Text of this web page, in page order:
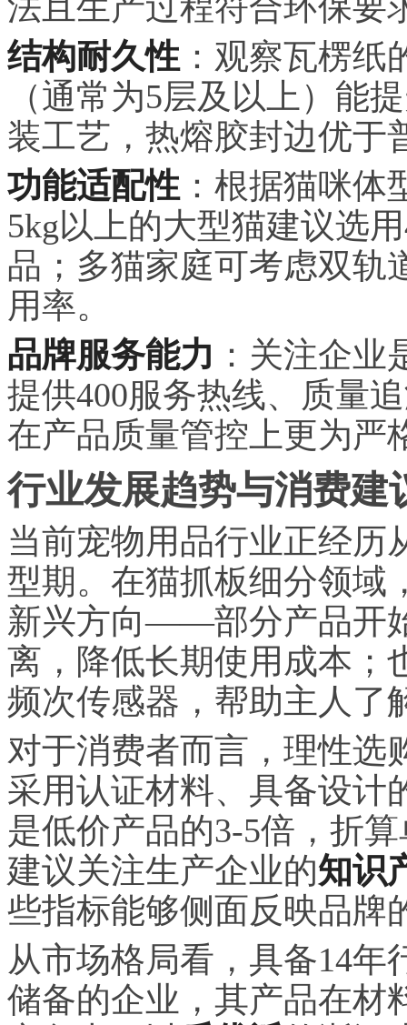
结构耐久性 ：观察瓦楞
（通常为5层及以上）能
装工艺，热熔胶封边优于
功能适配性 ：根据猫咪体
5kg以上的大型猫建议选
品；多猫家庭可考虑双轨
用率。
品牌服务能力 ：关注企
提供400服务热线、质量
在产品质量管控上更为严
行业发展趋势与消费建
当前宠物用品行业正经
型期。在猫抓板细分领域
新兴方向——部分产品开
离，降低长期使用成本；
频次传感器，帮助主人了
对于消费者而言，理性选
采用认证材料、具备设计
是低价产品的3-5倍，折
建议关注生产企业的知识
些指标能够侧面反映品牌
从市场格局看，具备14年
储备的企业，其产品在材